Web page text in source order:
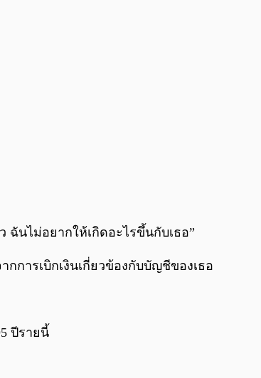
ฉันไม่อยากให้เกิดอะไรขึ้นกับเธอ”
กการเบิกเงินเกี่ยวข้องกับบัญชีของเธอ
ปีรายนี้